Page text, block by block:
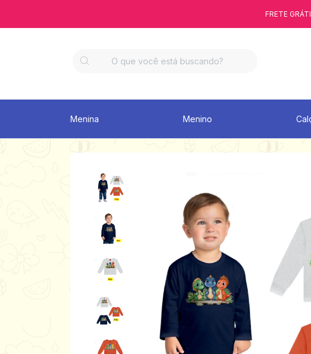
FRETE
Menina Menino